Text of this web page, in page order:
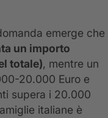
emerge che
un importo
totale), mentre un
20.000 Euro e
supera i 20.000
italiane è